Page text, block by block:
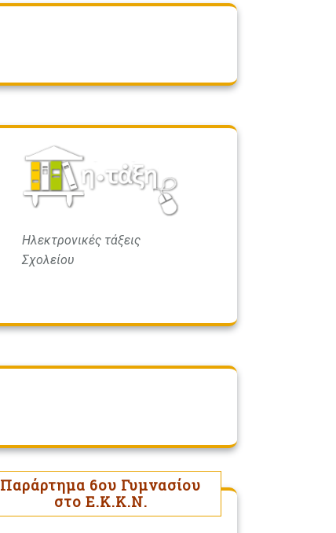
Ηλεκτρονικές τάξεις
Σχολείου
Παράρτημα 6ου Γυμνασίου
στο Ε.Κ.Κ.Ν.